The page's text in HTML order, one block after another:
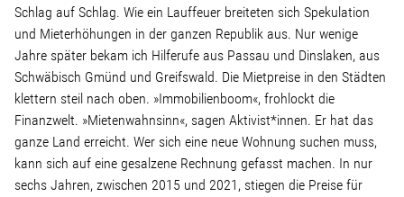
Schlag auf Schlag. Wie ein Lauffeuer breiteten sich Spekulation
und Mieterhöhungen in der ganzen Republik aus. Nur wenige
Jahre später bekam ich Hilferufe aus Passau und Dinslaken, aus
Schwäbisch Gmünd und Greifswald. Die Mietpreise in den Städten
klettern steil nach oben. »Immobilienboom«, frohlockt die
Finanzwelt. »Mietenwahnsinn«, sagen Aktivist*innen. Er hat das
ganze Land erreicht. Wer sich eine neue Wohnung suchen muss,
kann sich auf eine gesalzene Rechnung gefasst machen. In nur
sechs Jahren, zwischen 2015 und 2021, stiegen die Preise für